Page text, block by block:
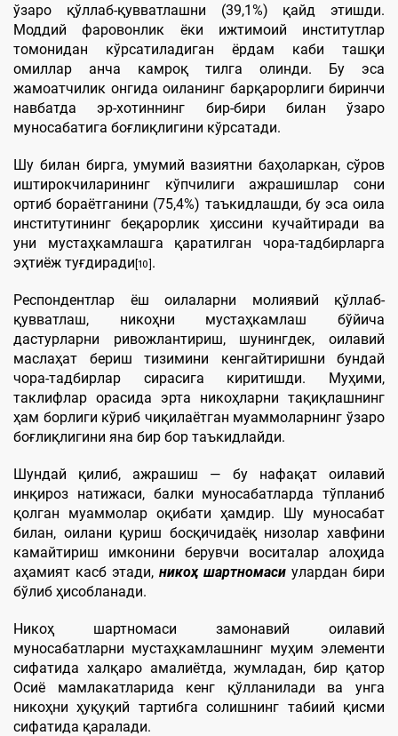
ўзаро қўллаб-қувватлашни (39,1%) қайд этишди.
Моддий фаровонлик ёки ижтимоий институтлар
томонидан кўрсатиладиган ёрдам каби ташқи
омиллар анча камроқ тилга олинди. Бу эса
жамоатчилик онгида оиланинг барқарорлиги биринчи
навбатда эр-хотиннинг бир-бири билан ўзаро
муносабатига боғлиқлигини кўрсатади.
Шу билан бирга, умумий вазиятни баҳоларкан, сўров
иштирокчиларининг кўпчилиги ажрашишлар сони
ортиб бораётганини (75,4%) таъкидлашди, бу эса оила
институтининг беқарорлик ҳиссини кучайтиради ва
уни мустаҳкамлашга қаратилган чора-тадбирларга
эҳтиёж туғдиради [10] .
Респондентлар ёш оилаларни молиявий қўллаб-
қувватлаш, никоҳни мустаҳкамлаш бўйича
дастурларни ривожлантириш, шунингдек, оилавий
маслаҳат бериш тизимини кенгайтиришни бундай
чора-тадбирлар сирасига киритишди. Муҳими,
таклифлар орасида эрта никоҳларни тақиқлашнинг
ҳам борлиги кўриб чиқилаётган муаммоларнинг ўзаро
боғлиқлигини яна бир бор таъкидлайди.
Шундай қилиб, ажрашиш — бу нафақат оилавий
инқироз натижаси, балки муносабатларда тўпланиб
қолган муаммолар оқибати ҳамдир. Шу муносабат
билан, оилани қуриш босқичидаёқ низолар хавфини
камайтириш имконини берувчи воситалар алоҳида
аҳамият касб этади, никоҳ шартномаси улардан бири
бўлиб ҳисобланади.
Никоҳ шартномаси замонавий оилавий
муносабатларни мустаҳкамлашнинг муҳим элементи
сифатида халқаро амалиётда, жумладан, бир қатор
Осиё мамлакатларида кенг қўлланилади ва унга
никоҳни ҳуқуқий тартибга солишнинг табиий қисми
сифатида қаралади.